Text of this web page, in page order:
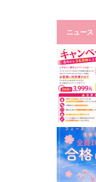
ニュース